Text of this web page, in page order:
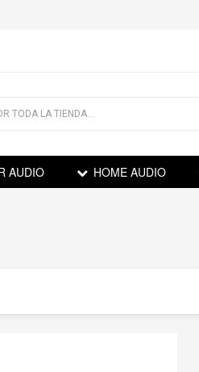
AUDIO HOME AUDIO